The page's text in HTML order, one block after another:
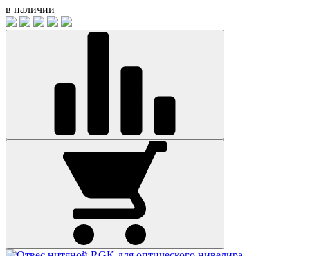
в наличии